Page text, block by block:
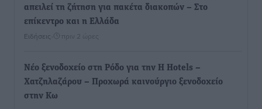
απειλεί τη ζήτηση για πακέτα διακοπών – Στο
επίκεντρο και η Ελλάδα
Ειδήσεις πριν 2 ώρες
Νέο ξενοδοχείο στη Ρόδο για την H Hotels –
Χατζηλαζάρου – Προχωρά καινούργιο ξενοδοχείο
στην Κω